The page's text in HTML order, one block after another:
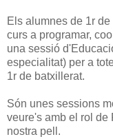
Els alumnes de 1r
curs a programar,
una sessió
especialitat) per a
1r de batxillerat.
Són unes sessions
veure's amb el rol de
nostra pell.